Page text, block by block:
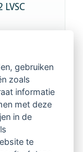
in 14
gebruiken
zoals
informatie
met deze
in de
te